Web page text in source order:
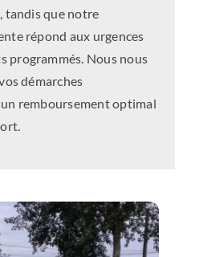
tandis que notre
répond aux urgences
programmés. Nous nous
démarches
remboursement optimal